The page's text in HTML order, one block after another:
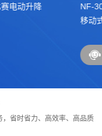
准高档比赛电动升降
省时省力、高效率、高品质